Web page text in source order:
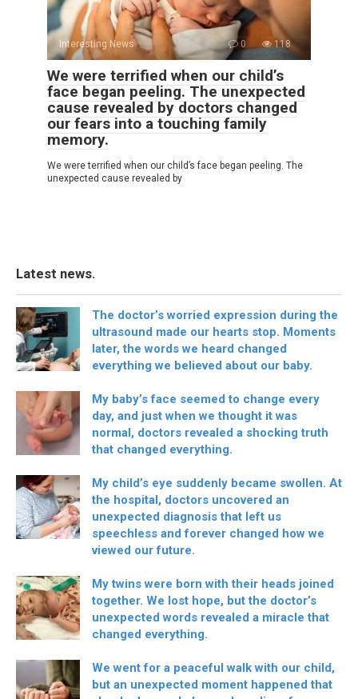
Interesting News 0 118
We were terrified when our child’s
face began peeling. The unexpected
cause revealed by doctors changed
our fears into a touching family
memory.
We were terrified when our child’s face began peeling. The
unexpected cause revealed by
Latest news.
The doctor’s worried expression during the
ultrasound made our hearts stop. Moments
later, the words we heard changed
everything we believed about our baby.
My baby’s face seemed to change every
day, and just when we thought it was
normal, doctors revealed a shocking truth
that changed everything.
My child’s eye suddenly became swollen. At
the hospital, doctors uncovered an
unexpected diagnosis that left us
speechless and forever changed how we
viewed our future.
My twins were born with their heads joined
together. We lost hope, but the doctor’s
unexpected words revealed a miracle that
changed everything.
We went for a peaceful walk with our child,
but an unexpected moment happened that